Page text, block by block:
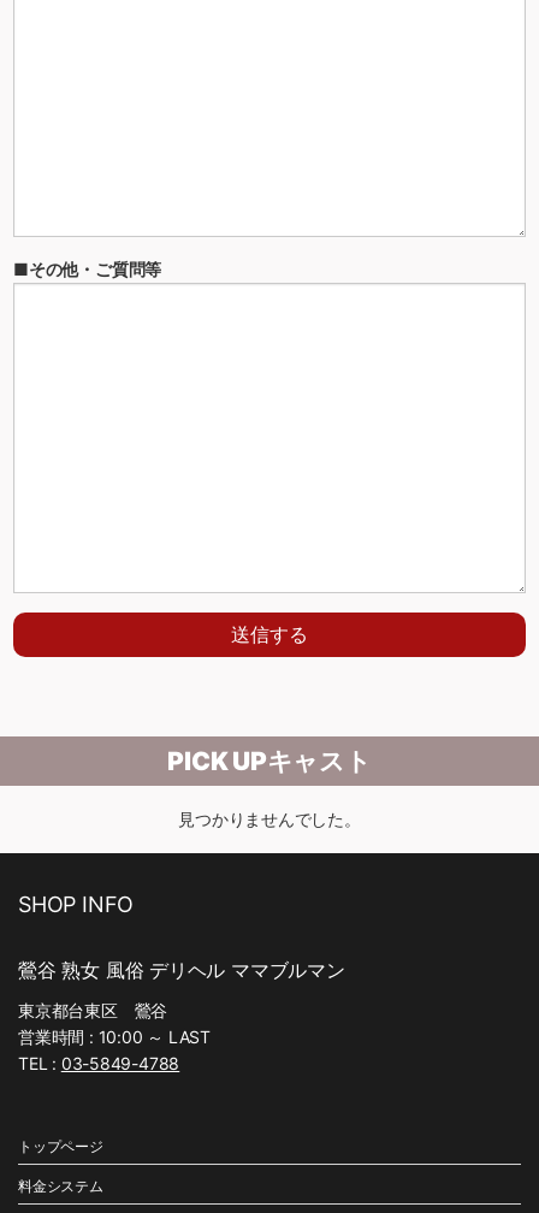
■その他・ご質問等
PICK UPキャスト
見つかりませんでした。
SHOP INFO
鶯谷 熟女 風俗 デリヘル ママブルマン
東京都台東区 鶯谷
営業時間 : 10:00 ～ LAST
TEL : 03-5849-4788
トップページ
料金システム